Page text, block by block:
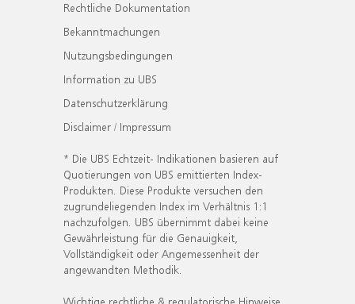
Rechtliche Dokumentation
Bekanntmachungen
Nutzungsbedingungen
Information zu UBS
Datenschutzerklärung
Disclaimer / Impressum
* Die UBS Echtzeit- Indikationen basieren auf
Quotierungen von UBS emittierten Index-
Produkten. Diese Produkte versuchen den
zugrundeliegenden Index im Verhältnis 1:1
nachzufolgen. UBS übernimmt dabei keine
Gewährleistung für die Genauigkeit,
Vollständigkeit oder Angemessenheit der
angewandten Methodik.